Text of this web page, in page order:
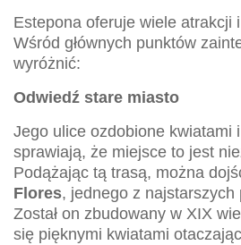
Estepona oferuje wiele atrakcji
Wśród głównych punktów
wyróżnić:
Odwiedź stare miasto
Jego ulice ozdobione kwiatami
sprawiają, że miejsce to jest
Podążając tą trasą, można
Flores, jednego z
Został on zbudowany w XIX
się pięknymi kwiatami